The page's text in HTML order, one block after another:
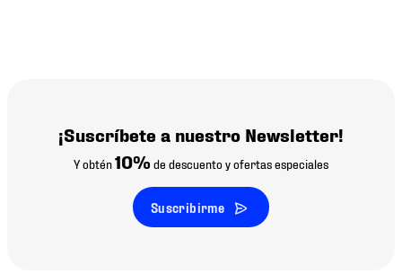
¡Suscríbete a nuestro Newsletter!
Y obtén10% de descuento y ofertas especiales
Suscribirme